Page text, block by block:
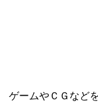
ゲームやＣＧなど